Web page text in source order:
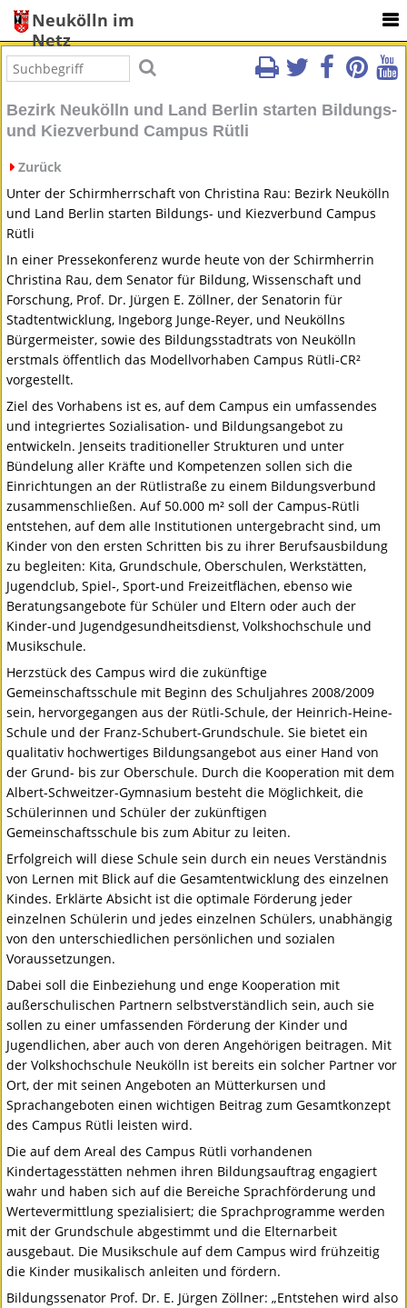
Neukölln im
Netz
Bezirk Neukölln und Land Berlin starten Bildungs-
und Kiezverbund Campus Rütli
Zurück
Unter der Schirmherrschaft von Christina Rau: Bezirk Neukölln
und Land Berlin starten Bildungs- und Kiezverbund Campus
Rütli
In einer Pressekonferenz wurde heute von der Schirmherrin
Christina Rau, dem Senator für Bildung, Wissenschaft und
Forschung, Prof. Dr. Jürgen E. Zöllner, der Senatorin für
Stadtentwicklung, Ingeborg Junge-Reyer, und Neuköllns
Bürgermeister, sowie des Bildungsstadtrats von Neukölln
erstmals öffentlich das Modellvorhaben Campus Rütli-CR²
vorgestellt.
Ziel des Vorhabens ist es, auf dem Campus ein umfassendes
und integriertes Sozialisation- und Bildungsangebot zu
entwickeln. Jenseits traditioneller Strukturen und unter
Bündelung aller Kräfte und Kompetenzen sollen sich die
Einrichtungen an der Rütlistraße zu einem Bildungsverbund
zusammenschließen. Auf 50.000 m² soll der Campus-Rütli
entstehen, auf dem alle Institutionen untergebracht sind, um
Kinder von den ersten Schritten bis zu ihrer Berufsausbildung
zu begleiten: Kita, Grundschule, Oberschulen, Werkstätten,
Jugendclub, Spiel-, Sport-und Freizeitflächen, ebenso wie
Beratungsangebote für Schüler und Eltern oder auch der
Kinder-und Jugendgesundheitsdienst, Volkshochschule und
Musikschule.
Herzstück des Campus wird die zukünftige
Gemeinschaftsschule mit Beginn des Schuljahres 2008/2009
sein, hervorgegangen aus der Rütli-Schule, der Heinrich-Heine-
Schule und der Franz-Schubert-Grundschule. Sie bietet ein
qualitativ hochwertiges Bildungsangebot aus einer Hand von
der Grund- bis zur Oberschule. Durch die Kooperation mit dem
Albert-Schweitzer-Gymnasium besteht die Möglichkeit, die
Schülerinnen und Schüler der zukünftigen
Gemeinschaftsschule bis zum Abitur zu leiten.
Erfolgreich will diese Schule sein durch ein neues Verständnis
von Lernen mit Blick auf die Gesamtentwicklung des einzelnen
Kindes. Erklärte Absicht ist die optimale Förderung jeder
einzelnen Schülerin und jedes einzelnen Schülers, unabhängig
von den unterschiedlichen persönlichen und sozialen
Voraussetzungen.
Dabei soll die Einbeziehung und enge Kooperation mit
außerschulischen Partnern selbstverständlich sein, auch sie
sollen zu einer umfassenden Förderung der Kinder und
Jugendlichen, aber auch von deren Angehörigen beitragen. Mit
der Volkshochschule Neukölln ist bereits ein solcher Partner vor
Ort, der mit seinen Angeboten an Mütterkursen und
Sprachangeboten einen wichtigen Beitrag zum Gesamtkonzept
des Campus Rütli leisten wird.
Die auf dem Areal des Campus Rütli vorhandenen
Kindertagesstätten nehmen ihren Bildungsauftrag engagiert
wahr und haben sich auf die Bereiche Sprachförderung und
Wertevermittlung spezialisiert; die Sprachprogramme werden
mit der Grundschule abgestimmt und die Elternarbeit
ausgebaut. Die Musikschule auf dem Campus wird frühzeitig
die Kinder musikalisch anleiten und fördern.
Bildungssenator Prof. Dr. E. Jürgen Zöllner: „Entstehen wird also